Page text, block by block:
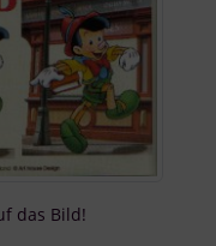
das Bild!